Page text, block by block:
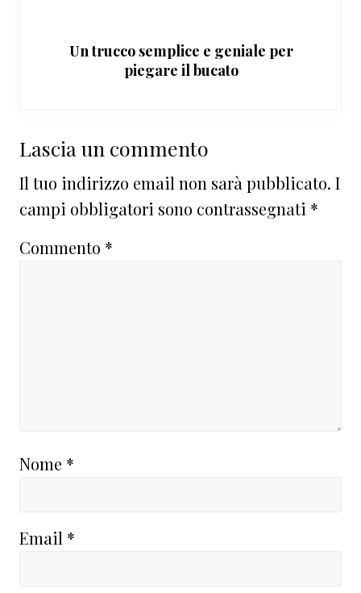
Un trucco semplice e geniale per
piegare il bucato
Interazioni
del
lettore
Lascia un commento
Il tuo indirizzo email non sarà pubblicato. I
campi obbligatori sono contrassegnati *
Commento *
Nome *
Email *